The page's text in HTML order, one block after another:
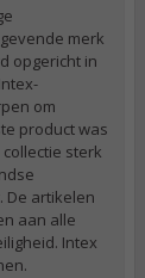
merk
opgericht in
om
product was
sterk
De artikelen
aan alle
Intex